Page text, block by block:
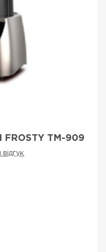
TM-909